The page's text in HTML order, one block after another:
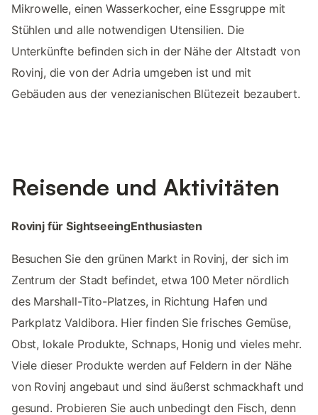
Mikrowelle, einen Wasserkocher, eine Essgruppe mit
Stühlen und alle notwendigen Utensilien. Die
Unterkünfte befinden sich in der Nähe der Altstadt von
Rovinj, die von der Adria umgeben ist und mit
Gebäuden aus der venezianischen Blütezeit bezaubert.
Reisende und Aktivitäten
Rovinj für SightseeingEnthusiasten
Besuchen Sie den grünen Markt in Rovinj, der sich im
Zentrum der Stadt befindet, etwa 100 Meter nördlich
des Marshall-Tito-Platzes, in Richtung Hafen und
Parkplatz Valdibora. Hier finden Sie frisches Gemüse,
Obst, lokale Produkte, Schnaps, Honig und vieles mehr.
Viele dieser Produkte werden auf Feldern in der Nähe
von Rovinj angebaut und sind äußerst schmackhaft und
gesund. Probieren Sie auch unbedingt den Fisch, denn